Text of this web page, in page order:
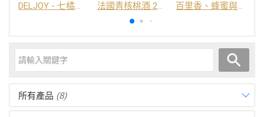
DELJOY - 七橘干邑利口酒 24% 法國青核桃酒 25% 百里香、蜂蜜與番紅花酒
所有產品 (8)